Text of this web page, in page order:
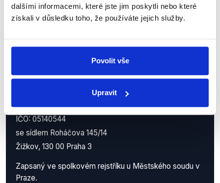
dalšími informacemi, které jste jim poskytli nebo které
získali v důsledku toho, že používáte jejich služby.
Povolit vše
Upravit
IČO: 05140544
se sídlem Roháčova 145/14
Žižkov, 130 00 Praha 3
Zapsaný ve spolkovém rejstříku u Městského soudu v
Praze.